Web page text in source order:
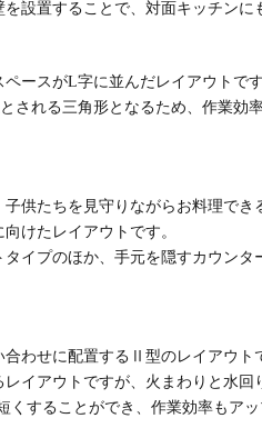
設置することで、対面キッチンに
ースがL字に並んだレイアウトで
される三角形となるため、作業効
供たちを見守りながらお料理でき
けたレイアウトです。
イプのほか、手元を隠すカウン
合わせに配置するⅡ型のレイアウト
イアウトですが、火まわりと水回
くすることができ、作業効率もア